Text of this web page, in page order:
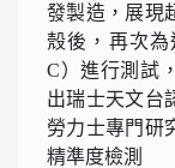
發製造，展現
殼後，再次為
C）進行測試
出瑞士天文台
勞力士專門研
精準度檢測